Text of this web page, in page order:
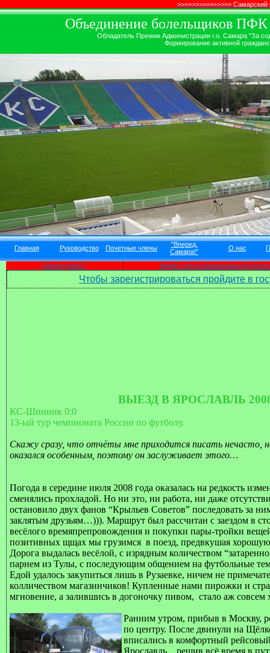
>>>>>>>>>>>>>>> Самарский
Объединение болельщиков
Обладатель Премии Администрации г.о. Самара "За
Формирование активной
Главная Руководство Почетные члены
"Вперед,
Самара!"
О нас
Как вступить? Кодекс чести болельщика
Чтобы зарегистрироваться пройдите в
ВЫЕЗД В ЯРОСЛАВЛЬ
КС-Шинник 0:0
13-ый тур чемпионата России по футболу.
Скажу сразу, что отчёты мне приходится писать нечасто,
оказался особенным, поэтому он заслуживает этого…
Погода в середине июля 2008 года оказалась на редкость
сменялись прохладой. Но ни это, ни работа, ни даже
остановило двух фанов “Крыльев Советов” последовать за
заклятым друзьям…))). Маршрут был рассчитан с заездом в
весёлого времяпрепровождения и покупки пары-тройки
позитивных щщах мы грузимся в поезд, предвкушая
Дорога выдалась весёлой, с изрядным количеством
парнем из Тулы, с последующим общением на футбольные
Едой удалось закупиться лишь в Рузаевке, ничем не
колличеством магазинчиков! Купленные нами пирожки и
мгновение, а залившись в догоночку пивом, стало аж совсем
Ранним утром, прибыв в Москву,
по центру. После двинули на
вписались в комфортный
Ярославль…решив всё время в